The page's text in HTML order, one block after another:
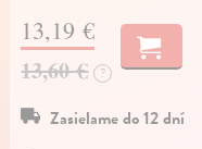
13,19 €
13,60 € ?
Zasielame do 12 dní